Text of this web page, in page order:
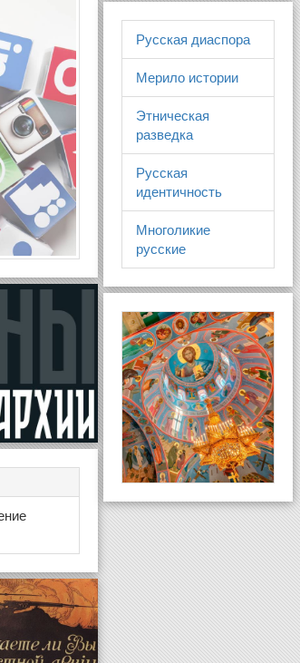
Русская диаспора
Мерило истории
Этническая
разведка
Русская
идентичность
Многоликие
русские